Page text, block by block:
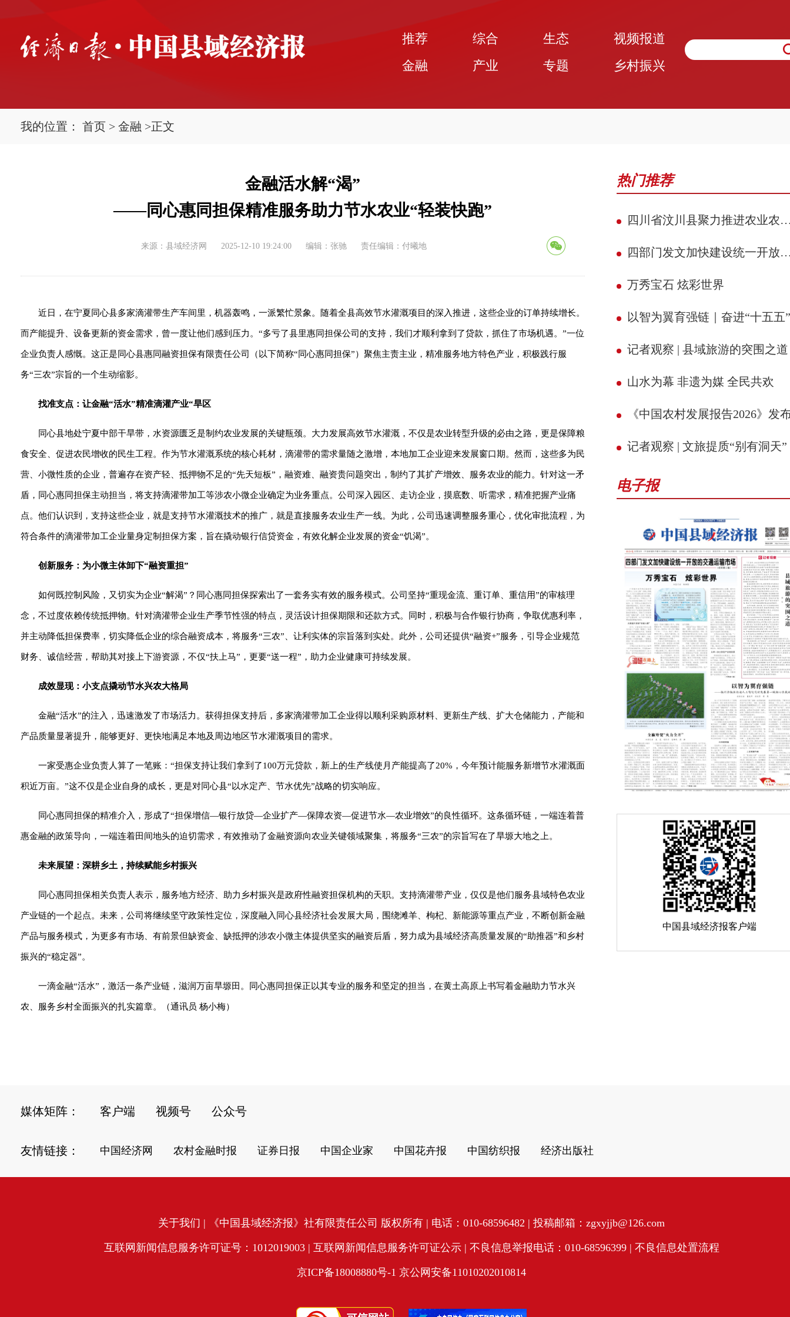
推荐 综合 生态
视频报道
金融
产业 专题 乡村振兴
我的位置： 首页 > 金融 >正文
金融活水解“渴”
——同心惠同担保精准服务助力节水农业“轻装快跑”
来源：县域经济网 2025-12-10 19:24:00 编辑：张驰 责任编辑：付曦地
近日，在宁夏同心县多家滴灌带生产车间里，机器轰鸣，一派繁忙景象。随着全县高效节水灌溉项目的深入推进，这些企业的订单持续增长。
而产能提升、设备更新的资金需求，曾一度让他们感到压力。“多亏了县里惠同担保公司的支持，我们才顺利拿到了贷款，抓住了市场机遇。”一位
企业负责人感慨。这正是同心县惠同融资担保有限责任公司（以下简称“同心惠同担保”）聚焦主责主业，精准服务地方特色产业，积极践行服
务“三农”宗旨的一个生动缩影。
找准支点：让金融“活水”精准滴灌产业“旱区
同心县地处宁夏中部干旱带，水资源匮乏是制约农业发展的关键瓶颈。大力发展高效节水灌溉，不仅是农业转型升级的必由之路，更是保障粮
食安全、促进农民增收的民生工程。作为节水灌溉系统的核心耗材，滴灌带的需求量随之激增，本地加工企业迎来发展窗口期。然而，这些多为民
营、小微性质的企业，普遍存在资产轻、抵押物不足的“先天短板”，融资难、融资贵问题突出，制约了其扩产增效、服务农业的能力。针对这一矛
盾，同心惠同担保主动担当，将支持滴灌带加工等涉农小微企业确定为业务重点。公司深入园区、走访企业，摸底数、听需求，精准把握产业痛
点。他们认识到，支持这些企业，就是支持节水灌溉技术的推广，就是直接服务农业生产一线。为此，公司迅速调整服务重心，优化审批流程，为
符合条件的滴灌带加工企业量身定制担保方案，旨在撬动银行信贷资金，有效化解企业发展的资金“饥渴”。
创新服务：为小微主体卸下“融资重担”
如何既控制风险，又切实为企业“解渴”？同心惠同担保探索出了一套务实有效的服务模式。公司坚持“重现金流、重订单、重信用”的审核理
念，不过度依赖传统抵押物。针对滴灌带企业生产季节性强的特点，灵活设计担保期限和还款方式。同时，积极与合作银行协商，争取优惠利率，
并主动降低担保费率，切实降低企业的综合融资成本，将服务“三农”、让利实体的宗旨落到实处。此外，公司还提供“融资+”服务，引导企业规范
财务、诚信经营，帮助其对接上下游资源，不仅“扶上马”，更要“送一程”，助力企业健康可持续发展。
成效显现：小支点撬动节水兴农大格局
金融“活水”的注入，迅速激发了市场活力。获得担保支持后，多家滴灌带加工企业得以顺利采购原材料、更新生产线、扩大仓储能力，产能和
产品质量显著提升，能够更好、更快地满足本地及周边地区节水灌溉项目的需求。
一家受惠企业负责人算了一笔账：“担保支持让我们拿到了100万元贷款，新上的生产线使月产能提高了20%，今年预计能服务新增节水灌溉面
积近万亩。”这不仅是企业自身的成长，更是对同心县“以水定产、节水优先”战略的切实响应。
同心惠同担保的精准介入，形成了“担保增信—银行放贷—企业扩产—保障农资—促进节水—农业增效”的良性循环。这条循环链，一端连着普
惠金融的政策导向，一端连着田间地头的迫切需求，有效推动了金融资源向农业关键领域聚集，将服务“三农”的宗旨写在了旱塬大地之上。
未来展望：深耕乡土，持续赋能乡村振兴
同心惠同担保相关负责人表示，服务地方经济、助力乡村振兴是政府性融资担保机构的天职。支持滴灌带产业，仅仅是他们服务县域特色农业
产业链的一个起点。未来，公司将继续坚守政策性定位，深度融入同心县经济社会发展大局，围绕滩羊、枸杞、新能源等重点产业，不断创新金融
产品与服务模式，为更多有市场、有前景但缺资金、缺抵押的涉农小微主体提供坚实的融资后盾，努力成为县域经济高质量发展的“助推器”和乡村
振兴的“稳定器”。
一滴金融“活水”，激活一条产业链，滋润万亩旱塬田。同心惠同担保正以其专业的服务和坚定的担当，在黄土高原上书写着金融助力节水兴
农、服务乡村全面振兴的扎实篇章。（通讯员 杨小梅）
热门推荐
四川省汶川县聚力推进农业农村现代化 赋能民族地区县域典范建设攻坚见效
四部门发文加快建设统一开放的交通运输市场
万秀宝石 炫彩世界
以智为翼育强链｜奋进“十五五” 县域新征程
记者观察 | 县域旅游的突围之道
山水为幕 非遗为媒 全民共欢
《中国农村发展报告2026》发
记者观察 | 文旅提质“别有洞天”
电子报
中国县域经济报客户端
媒体矩阵： 客户端 视频号 公众号
友情链接： 中国经济网 农村金融时报 证券日报 中国企业家 中国花卉报 中国纺织报 经济出版社
关于我们 | 《中国县域经济报》社有限责任公司 版权所有 | 电话：010-68596482 | 投稿邮箱：zgxyjjb@126.com
互联网新闻信息服务许可证号：1012019003 | 互联网新闻信息服务许可证公示| 不良信息举报电话：010-68596399 | 不良信息处置流程
京ICP备18008880号-1 京公网安备11010202010814